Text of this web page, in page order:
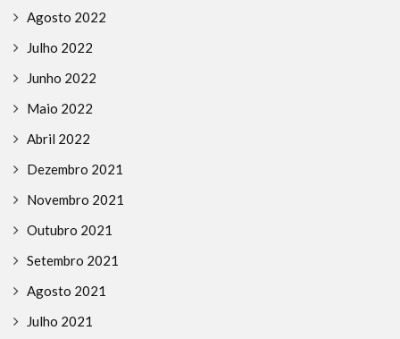
Agosto 2022
Julho 2022
Junho 2022
Maio 2022
Abril 2022
Dezembro 2021
Novembro 2021
Outubro 2021
Setembro 2021
Agosto 2021
Julho 2021